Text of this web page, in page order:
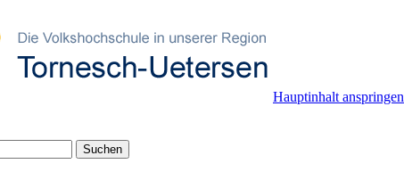
Hauptinhalt anspringen
Suchen